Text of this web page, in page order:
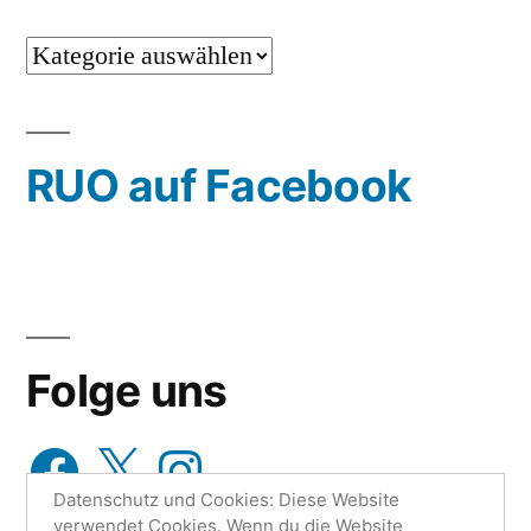
…
aus…
RUO auf Facebook
Folge uns
Facebook
X Instagram
Datenschutz und Cookies: Diese Website
verwendet Cookies. Wenn du die Website